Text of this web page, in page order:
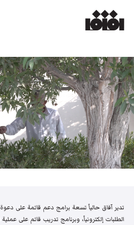
تدير آفاق حالياً تسعة برامج دعم قائمة على
الطلبات إلكترونياً، وبرنامج تدريب قائم على